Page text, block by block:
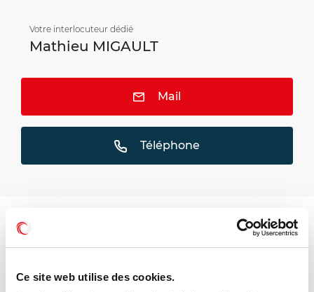
Ce site web utilise des cookies.
Votre interlocuteur dédié
Mathieu MIGAULT
Mail
Téléphone